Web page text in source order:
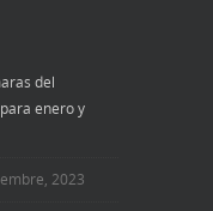
del
enero y
2023